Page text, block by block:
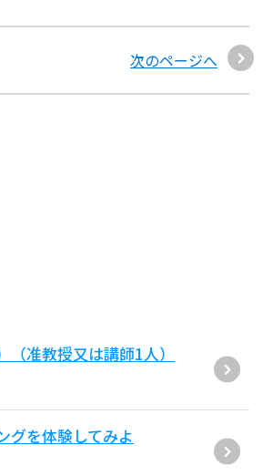
次のページへ
准教授又は講師1人）
グを体験してみよ